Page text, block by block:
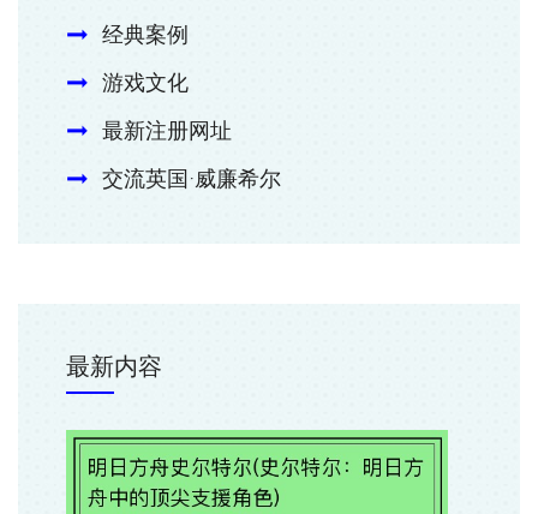
经典案例
游戏文化
最新注册网址
交流英国·威廉希尔
最新内容